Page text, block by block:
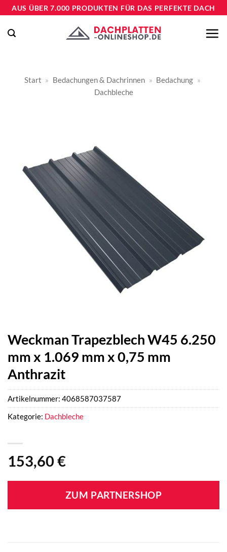
Zum
springen
AUS ÜBER 7.000 PRODUKTEN FÜR DAS PERFEKTE DACH
Start » Bedachungen & Dachrinnen » Bedachung »
Dachbleche
Weckman Trapezblech W45 6.250
mm x 1.069 mm x 0,75 mm
Anthrazit
153,60 €
ZUM PARTNERSHOP
Artikelnummer: 4068587037587
Kategorie: Dachbleche